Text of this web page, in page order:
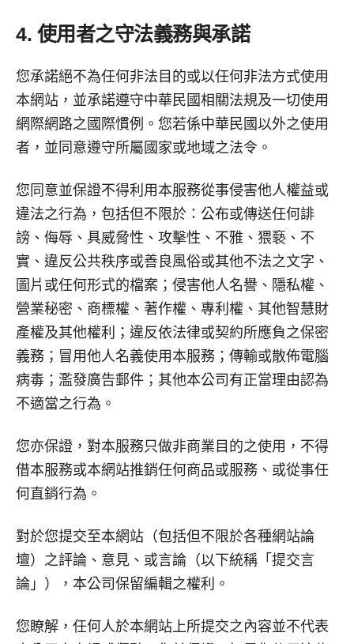
4. 使用者之守法義務與承諾
您承諾絕不為任何非法目的或以任何非法方式使用
本網站，並承諾遵守中華民國相關法規及一切使用
網際網路之國際慣例。您若係中華民國以外之使用
者，並同意遵守所屬國家或地域之法令。
您同意並保證不得利用本服務從事侵害他人權益或
違法之行為，包括但不限於：公布或傳送任何誹
謗、侮辱、具威脅性、攻擊性、不雅、猥褻、不
實、違反公共秩序或善良風俗或其他不法之文字、
圖片或任何形式的檔案；侵害他人名譽、隱私權、
營業秘密、商標權、著作權、專利權、其他智慧財
產權及其他權利；違反依法律或契約所應負之保密
義務；冒用他人名義使用本服務；傳輸或散佈電腦
病毒；濫發廣告郵件；其他本公司有正當理由認為
不適當之行為。
您亦保證，對本服務只做非商業目的之使用，不得
借本服務或本網站推銷任何商品或服務、或從事任
何直銷行為。
對於您提交至本網站（包括但不限於各種網站論
壇）之評論、意見、或言論（以下統稱「提交言
論」），本公司保留編輯之權利。
您瞭解，任何人於本網站上所提交之內容並不代表